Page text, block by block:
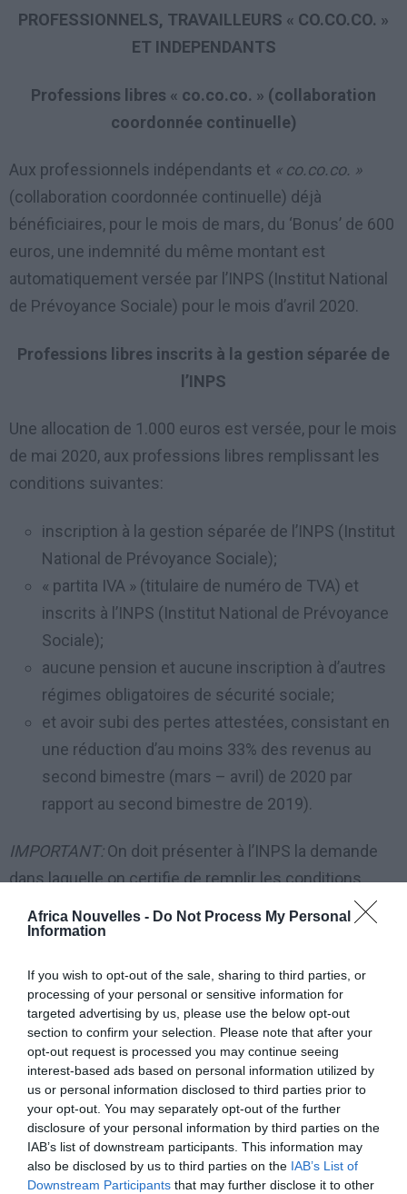
Africa Nouvelles - Do Not Process My Personal
Information
If you wish to opt-out of the sale, sharing to third parties, or
processing of your personal or sensitive information for
targeted advertising by us, please use the below opt-out
section to confirm your selection. Please note that after your
opt-out request is processed you may continue seeing
interest-based ads based on personal information utilized by
us or personal information disclosed to third parties prior to
your opt-out. You may separately opt-out of the further
disclosure of your personal information by third parties on the
IAB’s list of downstream participants. This information may
also be disclosed by us to third parties on the IAB’s List of
Downstream Participants that may further disclose it to other
PROFESSIONNELS, TRAVAILLEURS « CO.CO.CO. »
ET INDEPENDANTS
Professions libres « co.co.co. » (collaboration
coordonnée continuelle)
Aux professionnels indépendants et « co.co.co. »
(collaboration coordonnée continuelle) déjà
bénéficiaires, pour le mois de mars, du ‘Bonus’ de 600
euros, une indemnité du même montant est
automatiquement versée par l’INPS (Institut National
de Prévoyance Sociale) pour le mois d’avril 2020.
Professions libres inscrits à la gestion séparée de
l’INPS
Une allocation de 1.000 euros est versée, pour le mois
de mai 2020, aux professions libres remplissant les
conditions suivantes:
inscription à la gestion séparée de l’INPS (Institut
National de Prévoyance Sociale);
« partita IVA » (titulaire de numéro de TVA) et
inscrits à l’INPS (Institut National de Prévoyance
Sociale);
aucune pension et aucune inscription à d’autres
régimes obligatoires de sécurité sociale;
et avoir subi des pertes attestées, consistant en
une réduction d’au moins 33% des revenus au
second bimestre (mars – avril) de 2020 par
rapport au second bimestre de 2019).
IMPORTANT:On doit présenter à l’INPS la demande
dans laquelle on certifie de remplir les conditions
requises.
séparée de l’INPS
Ont droit à une indemnité, pour le mois de mai 2020,
égale à 1.000 euros, les travailleurs « co.co.co. »
(collaboration coordonnée continuelle) remplissant
les conditions suivantes:
salariés qui sont inscrits à l’INPS (Institut national
italien de sécurité sociale) en tant que co.co.co.